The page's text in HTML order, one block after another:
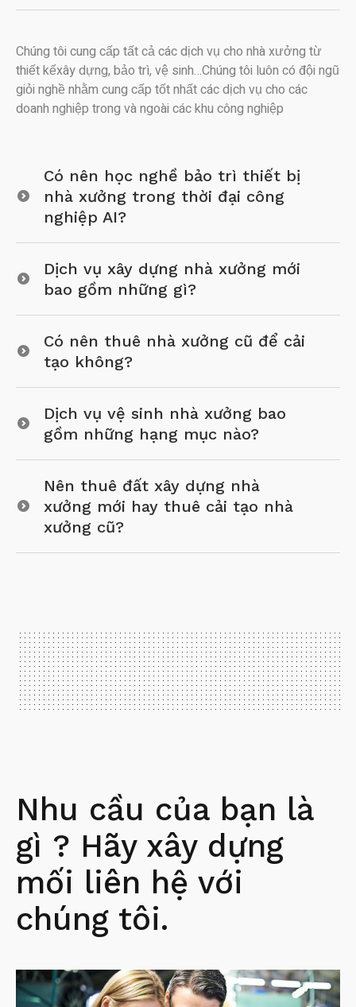
Chúng tôi cung cấp tất cả các dịch vụ cho nhà xưởng từ
thiết kếxây dựng, bảo trì, vệ sinh…Chúng tôi luôn có đội ngũ
giỏi nghề nhằm cung cấp tốt nhất các dịch vụ cho các
doanh nghiệp trong và ngoài các khu công nghiệp
Có nên học nghề bảo trì thiết bị
nhà xưởng trong thời đại công
nghiệp AI?
Dịch vụ xây dựng nhà xưởng mới
bao gồm những gì?
Có nên thuê nhà xưởng cũ để cải
tạo không?
Dịch vụ vệ sinh nhà xưởng bao
gồm những hạng mục nào?
Nên thuê đất xây dựng nhà
xưởng mới hay thuê cải tạo nhà
xưởng cũ?
Nhu cầu của bạn là
gì ? Hãy xây dựng
mối liên hệ với
chúng tôi.